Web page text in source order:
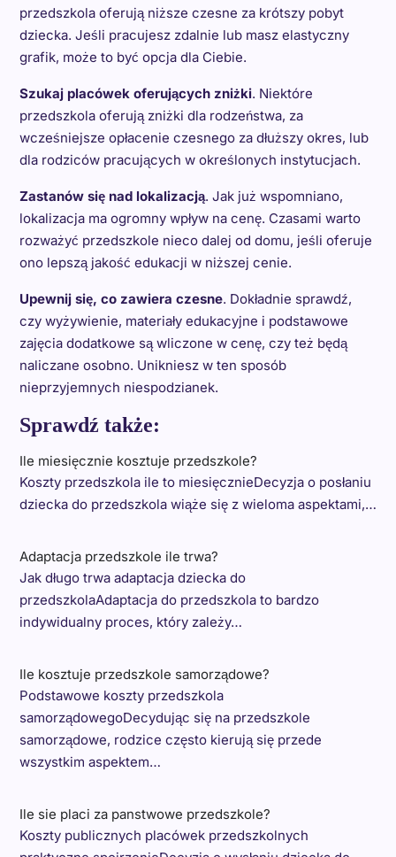
przedszkola oferują niższe czesne za krótszy pobyt
dziecka. Jeśli pracujesz zdalnie lub masz elastyczny
grafik, może to być opcja dla Ciebie.
Szukaj placówek oferujących zniżki. Niektóre
przedszkola oferują zniżki dla rodzeństwa, za
wcześniejsze opłacenie czesnego za dłuższy okres, lub
dla rodziców pracujących w określonych instytucjach.
Zastanów się nad lokalizacją. Jak już wspomniano,
lokalizacja ma ogromny wpływ na cenę. Czasami warto
rozważyć przedszkole nieco dalej od domu, jeśli oferuje
ono lepszą jakość edukacji w niższej cenie.
Upewnij się, co zawiera czesne. Dokładnie sprawdź,
czy wyżywienie, materiały edukacyjne i podstawowe
zajęcia dodatkowe są wliczone w cenę, czy też będą
naliczane osobno. Unikniesz w ten sposób
nieprzyjemnych niespodzianek.
Sprawdź także:
Ile miesięcznie kosztuje przedszkole?
Koszty przedszkola ile to miesięcznieDecyzja o posłaniu
dziecka do przedszkola wiąże się z wieloma aspektami,…
Adaptacja przedszkole ile trwa?
Jak długo trwa adaptacja dziecka do
przedszkolaAdaptacja do przedszkola to bardzo
indywidualny proces, który zależy…
Ile kosztuje przedszkole samorządowe?
Podstawowe koszty przedszkola
samorządowegoDecydując się na przedszkole
samorządowe, rodzice często kierują się przede
wszystkim aspektem…
Ile sie placi za panstwowe przedszkole?
Koszty publicznych placówek przedszkolnych